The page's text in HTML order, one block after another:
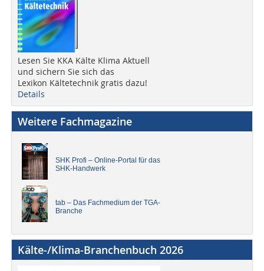
Lesen Sie KKA Kälte Klima Aktuell
und sichern Sie sich das
Lexikon Kältetechnik gratis dazu!
Details
Weitere Fachmagazine
SHK Profi – Online-Portal für das
SHK-Handwerk
tab – Das Fachmedium der TGA-
Branche
Kälte-/Klima-Branchenbuch 2026